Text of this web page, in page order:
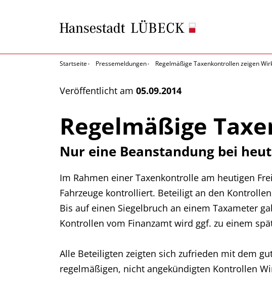
Startseite Pressemeldungen Regelmäßige Taxenkontrollen zeigen
Veröffentlicht am 05.09.2014
Regelmäßige
Nur eine Beanstandung bei
‎Im Rahmen einer Taxenkontrolle am heutigen
Fahrzeuge kontrolliert. Beteiligt an den
Bis auf einen Siegelbruch ‎an einem Taxameter
Kontrollen vom Finanzamt wird ggf. zu einem
Alle Beteiligten zeigten sich zufrieden mit dem
regelmäßigen, nicht angekündigten Kontrollen